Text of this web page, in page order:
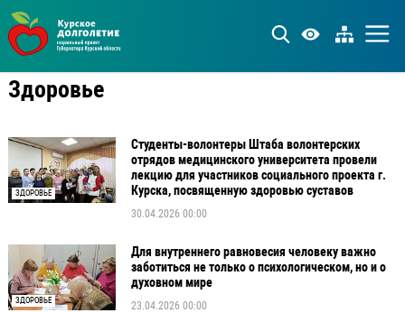
Здоровье
ЗДОРОВЬЕ
Студенты-волонтеры Штаба волонтерских
отрядов медицинского университета провели
лекцию для участников социального проекта г.
Курска, посвященную здоровью суставов
30.04.2026 00:00
ЗДОРОВЬЕ
Для внутреннего равновесия человеку важно
заботиться не только о психологическом, но и о
духовном мире
23.04.2026 00:00